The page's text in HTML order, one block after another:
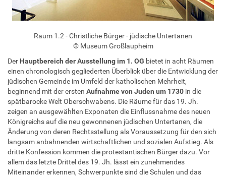
Raum 1.2 - Christliche Bürger - jüdische Untertanen
© Museum Großlaupheim
Der Hauptbereich der Ausstellung im 1. OG bietet in acht Räumen
einen chronologisch gegliederten Überblick über die Entwicklung der
jüdischen Gemeinde im Umfeld der katholischen Mehrheit,
beginnend mit der ersten Aufnahme von Juden um 1730 in die
spätbarocke Welt Oberschwabens. Die Räume für das 19. Jh.
zeigen an ausgewählten Exponaten die Einflussnahme des neuen
Königreichs auf die neu gewonnenen jüdischen Untertanen, die
Änderung von deren Rechtsstellung als Voraussetzung für den sich
langsam anbahnenden wirtschaftlichen und sozialen Aufstieg. Als
dritte Konfession kommen die protestantischen Bürger dazu. Vor
allem das letzte Drittel des 19. Jh. lässt ein zunehmendes
Miteinander erkennen, Schwerpunkte sind die Schulen und das